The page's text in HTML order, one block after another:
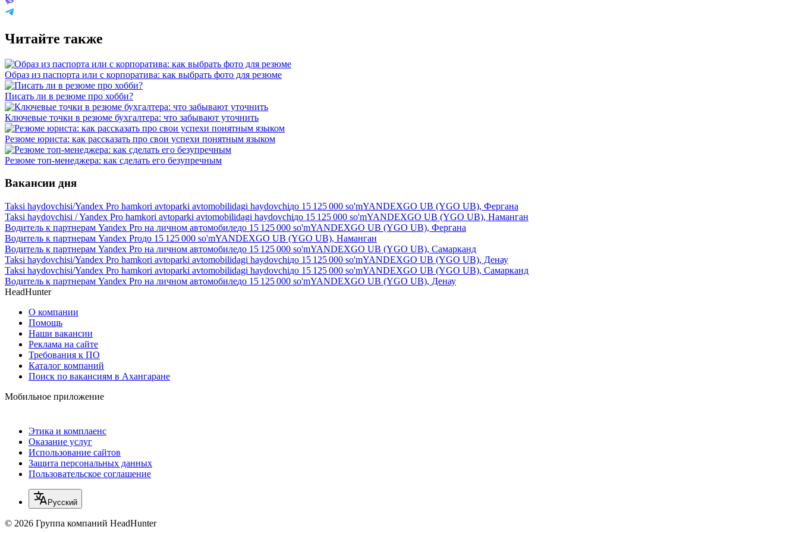
Читайте также
Образ из паспорта или с корпоратива: как выбрать фото для резюме
Писать ли в резюме про хобби?
Ключевые точки в резюме бухгалтера: что забывают уточнить
Резюме юриста: как рассказать про свои успехи понятным языком
Резюме топ-менеджера: как сделать его безупречным
Вакансии дня
Taksi haydovchisi/Yandex Pro hamkori avtoparki avtomobilidagi haydovchiдо 15 125 000 so'mYANDEXGO UB (YGO UB), Фергана
Taksi haydovchisi / Yandex Pro hamkori avtoparki avtomobilidagi haydovchiдо 15 125 000 so'mYANDEXGO UB (YGO UB), Наманган
Водитель к партнерам Yandex Pro на личном автомобиледо 15 125 000 so'mYANDEXGO UB (YGO UB), Фергана
Водитель к партнерам Yandex Proдо 15 125 000 so'mYANDEXGO UB (YGO UB), Наманган
Водитель к партнерам Yandex Pro на личном автомобиледо 15 125 000 so'mYANDEXGO UB (YGO UB), Самарканд
Taksi haydovchisi/Yandex Pro hamkori avtoparki avtomobilidagi haydovchiдо 15 125 000 so'mYANDEXGO UB (YGO UB), Денау
Taksi haydovchisi/Yandex Pro hamkori avtoparki avtomobilidagi haydovchiдо 15 125 000 so'mYANDEXGO UB (YGO UB), Самарканд
Водитель к партнерам Yandex Pro на личном автомобиледо 15 125 000 so'mYANDEXGO UB (YGO UB), Денау
HeadHunter
О компании
Помощь
Наши вакансии
Реклама на сайте
Требования к ПО
Каталог компаний
Поиск по вакансиям в Ахангаране
Мобильное приложение
Этика и комплаенс
Оказание услуг
Использование сайтов
Защита персональных данных
Пользовательское соглашение
Русский
© 2026 Группа компаний HeadHunter